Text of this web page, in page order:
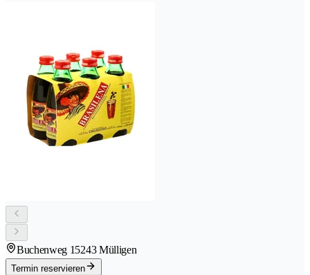
Buchenweg 15243 Mülligen
Termin reservieren